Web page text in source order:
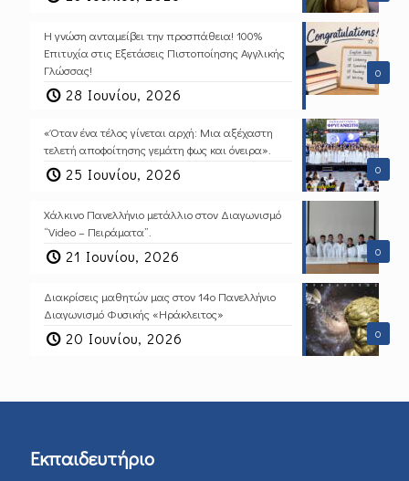
0
Η γνώση ανταμείβει την προσπάθεια! 100%
Επιτυχία στις Εξετάσεις Πιστοποίησης Αγγλικής
Γλώσσας!
28 Ιουνίου, 2026
0
«Όταν ένα τέλος γίνεται αρχή: Μια αξέχαστη
τελετή αποφοίτησης γεμάτη φως και όνειρα».
25 Ιουνίου, 2026
0
Χάλκινο Πανελλήνιο μετάλλιο στον Διαγωνισμό
“Video – Πειράματα”.
21 Ιουνίου, 2026
0
Διακρίσεις μαθητών μας στον 14ο Πανελλήνιο
Διαγωνισμό Φυσικής «Ηράκλειτος»
20 Ιουνίου, 2026
Εκπαιδευτήριο